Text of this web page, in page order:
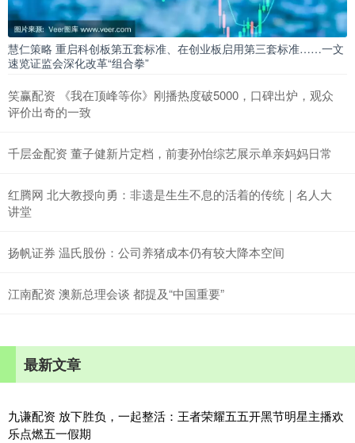
慧仁策略 重启科创板第五套标准、在创业板启用第三套标准……一文
速览证监会深化改革“组合拳”
笑赢配资 《我在顶峰等你》刚播热度破5000，口碑出炉，观众
评价出奇的一致
千层金配资 董子健新片定档，前妻孙怡综艺展示单亲妈妈日常
红腾网 北大教授向勇：非遗是生生不息的活着的传统｜名人大
讲堂
扬帆证券 温氏股份：公司养猪成本仍有较大降本空间
江南配资 澳新总理会谈 都提及“中国重要”
最新文章
九谦配资 放下胜负，一起整活：王者荣耀五五开黑节明星主播欢
乐点燃五一假期